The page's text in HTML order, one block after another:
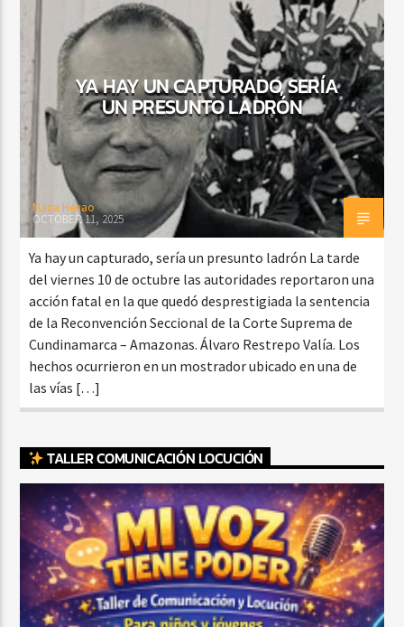
YA HAY UN CAPTURADO, SERÍA
UN PRESUNTO LADRÓN
Maria Henao
OCTOBER 11, 2025
Ya hay un capturado, sería un presunto ladrón La tarde
del viernes 10 de octubre las autoridades reportaron una
acción fatal en la que quedó desprestigiada la sentencia
de la Reconvención Seccional de la Corte Suprema de
Cundinamarca – Amazonas. Álvaro Restrepo Valía. Los
hechos ocurrieron en un mostrador ubicado en una de
las vías […]
TALLER COMUNICACIÓN LOCUCIÓN